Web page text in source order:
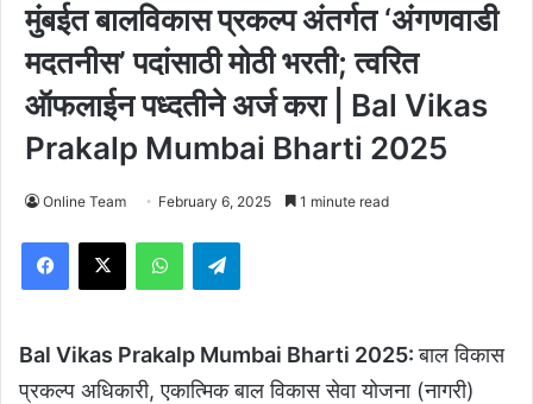
मुंबईत बालविकास प्रकल्प अंतर्गत ‘अंगणवाडी
मदतनीस’ पदांसाठी मोठी भरती; त्वरित
ऑफलाईन पध्दतीने अर्ज करा | Bal Vikas
Prakalp Mumbai Bharti 2025
Online Team February 6, 2025 1 minute read
Facebook
X WhatsAppTelegram
Bal Vikas Prakalp Mumbai Bharti 2025:बाल विकास
प्रकल्प अधिकारी, एकात्मिक बाल विकास सेवा योजना (नागरी)